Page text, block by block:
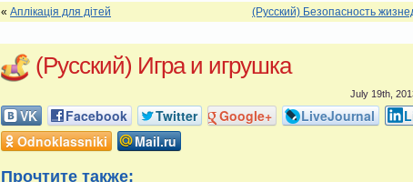
« Аплікація для дітей (Русский) Безопасность
(Русский) Игра и игрушка
July 19th,
VK Facebook Twitter Google+ LiveJournal
Odnoklassniki
Mail.ru
Прочтите также: